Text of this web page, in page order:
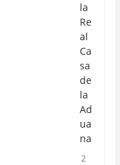
la
Re
al
Ca
sa
de
la
Ad
ua
na
2